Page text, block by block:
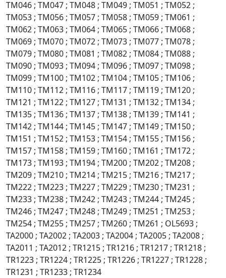
TM046 ; TM047 ; TM048 ; TM049 ; TM051 ; TM052 ;
TM053 ; TM056 ; TM057 ; TM058 ; TM059 ; TM061 ;
TM062 ; TM063 ; TM064 ; TM065 ; TM066 ; TM068 ;
TM069 ; TM070 ; TM072 ; TM073 ; TM077 ; TM078 ;
TM079 ; TM080 ; TM081 ; TM082 ; TM084 ; TM088 ;
TM090 ; TM093 ; TM094 ; TM096 ; TM097 ; TM098 ;
TM099 ; TM100 ; TM102 ; TM104 ; TM105 ; TM106 ;
TM110 ; TM112 ; TM116 ; TM117 ; TM119 ; TM120 ;
TM121 ; TM122 ; TM127 ; TM131 ; TM132 ; TM134 ;
TM135 ; TM136 ; TM137 ; TM138 ; TM139 ; TM141 ;
TM142 ; TM144 ; TM145 ; TM147 ; TM149 ; TM150 ;
TM151 ; TM152 ; TM153 ; TM154 ; TM155 ; TM156 ;
TM157 ; TM158 ; TM159 ; TM160 ; TM161 ; TM172 ;
TM173 ; TM193 ; TM194 ; TM200 ; TM202 ; TM208 ;
TM209 ; TM210 ; TM214 ; TM215 ; TM216 ; TM217 ;
TM222 ; TM223 ; TM227 ; TM229 ; TM230 ; TM231 ;
TM233 ; TM238 ; TM242 ; TM243 ; TM244 ; TM245 ;
TM246 ; TM247 ; TM248 ; TM249 ; TM251 ; TM253 ;
TM254 ; TM255 ; TM257 ; TM260 ; TM261 ; OL5693 ;
TA2000 ; TA2002 ; TA2003 ; TA2004 ; TA2005 ; TA2008 ;
TA2011 ; TA2012 ; TR1215 ; TR1216 ; TR1217 ; TR1218 ;
TR1223 ; TR1224 ; TR1225 ; TR1226 ; TR1227 ; TR1228 ;
TR1231 ; TR1233 ; TR1234